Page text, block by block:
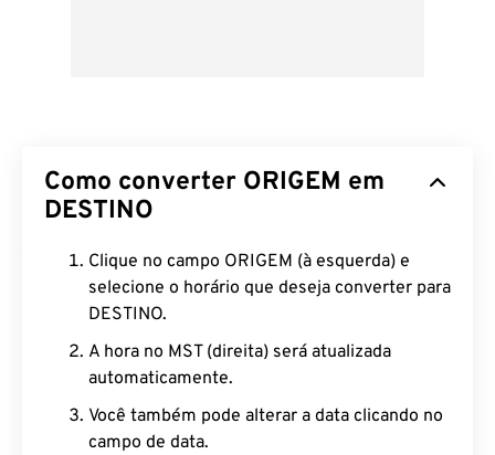
Como converter ORIGEM em
DESTINO
Clique no campo ORIGEM (à esquerda) e
selecione o horário que deseja converter para
DESTINO.
A hora no MST (direita) será atualizada
automaticamente.
Você também pode alterar a data clicando no
campo de data.